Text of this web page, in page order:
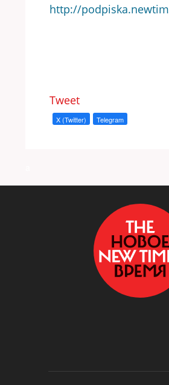
http://
Tweet
X (Twitter) Telegram